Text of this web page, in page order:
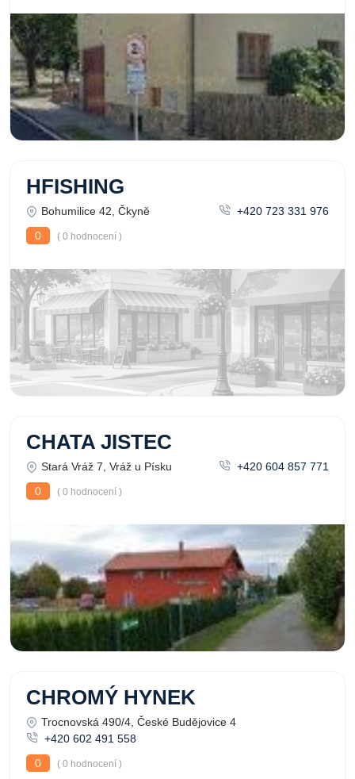
HFISHING
Bohumilice 42, Čkyně
+420 723 331 976
0
( 0 hodnocení )
CHATA JISTEC
Stará Vráž 7, Vráž u Písku
+420 604 857 771
0
( 0 hodnocení )
CHROMÝ HYNEK
Trocnovská 490/4, České Budějovice 4
+420 602 491 558
0
( 0 hodnocení )